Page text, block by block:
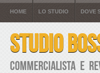
HOME LO STUDIO DOVE
STUDIO
Commercialista e